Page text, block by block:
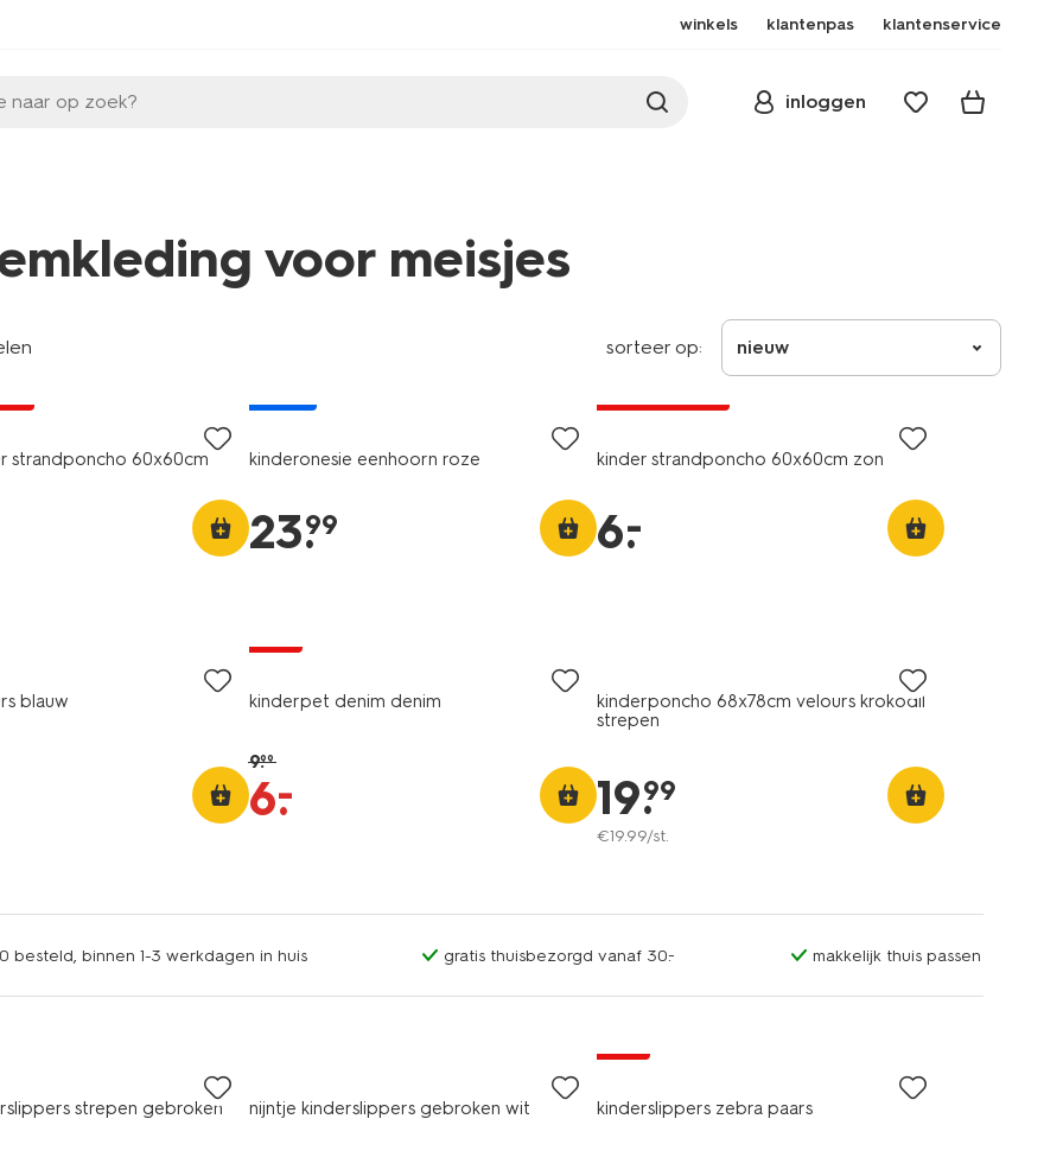
winkels klantenpas klantenservice
naar op zoek? inloggen
voor meisjes
sorteer op: nieuw
strandponcho 60x60cm
kinderonesie eenhoorn roze
23.
99
kinder strandponcho 60x60cm zon
6.
–
blauw kinderpet denim denim
9.99
6.
–
kinderponcho 68x78cm velours krokodil
strepen
19.
99
€19.99/st.
besteld, binnen 1-3 werkdagen in huis gratis thuisbezorgd vanaf 30.- makkelijk thuis passen
strepen gebroken
nijntje kinderslippers gebroken wit kinderslippers zebra paars